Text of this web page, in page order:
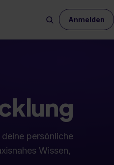
Anmelden
persönliche
Wissen,